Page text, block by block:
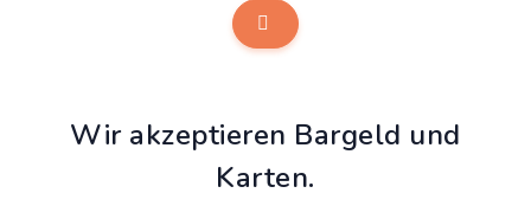
Wir akzeptieren Bargeld und
Karten.